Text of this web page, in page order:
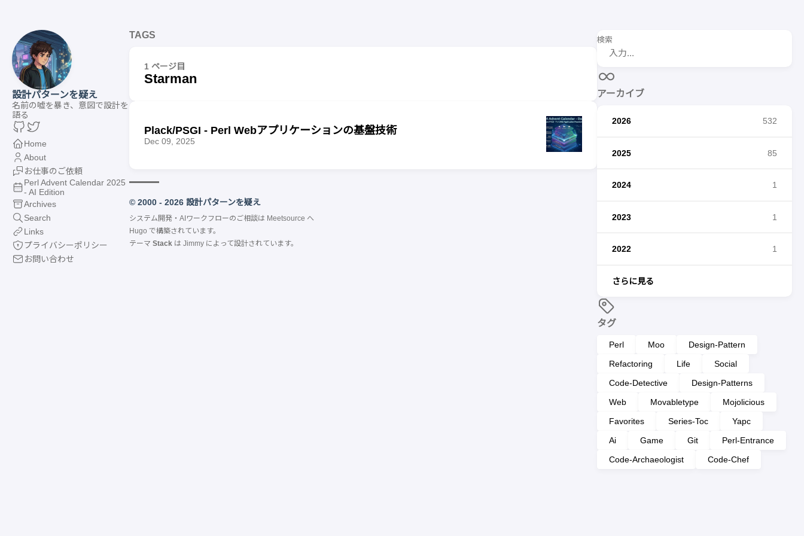
設計パターンを疑え
名前の嘘を暴き、意図で設計を
語る
Home
About
お仕事のご依頼
Perl Advent Calendar 2025
- AI Edition
Archives
Search
Links
プライバシーポリシー
お問い合わせ
検索
アーカイブ
2026 532
2025 85
2024 1
2023 1
2022 1
さらに見る
タグ
Perl Moo
Design-Pattern
Refactoring
Life
Social
Code-Detective
Design-Patterns
Web
Movabletype
Mojolicious
Favorites
Series-Toc
Yapc
Ai
Game Git
Perl-Entrance
Code-Archaeologist
Code-Chef
TAGS
1 ページ目
Starman
Plack/PSGI - Perl Webアプリケーションの基盤技術
Dec 09, 2025
© 2000 - 2026 設計パターンを疑え
システム開発・AIワークフローのご相談は Meetsource へ
Hugo で構築されています。
テーマ Stackは Jimmyによって設計されています。